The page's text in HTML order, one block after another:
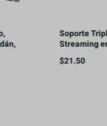
Soporte Triple para
Streaming en Vivo con
Teléfonos Móviles